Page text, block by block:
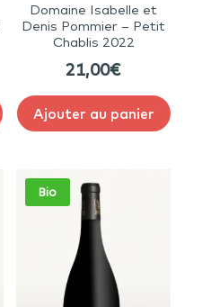
Domaine Isabelle et
Denis Pommier – Petit
Chablis 2022
21,00€
Ajouter au panier
Bio